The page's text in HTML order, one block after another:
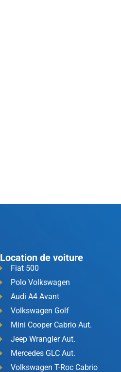
Location de voiture
Fiat 500
Polo Volkswagen
Audi A4 Avant
Volkswagen Golf
Mini Cooper Cabrio Aut.
Jeep Wrangler Aut.
Mercedes GLC Aut.
Volkswagen T-Roc Cabrio